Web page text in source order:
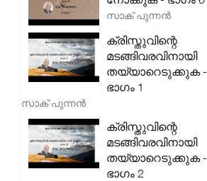
സാക് പുന്നൻ
ക്രിസ്തുവിന്റെ
മടങ്ങിവരവിനായി
തയ്യാറെടുക്കുക -
ഭാഗം 1
സാക് പുന്നൻ
ക്രിസ്തുവിന്റെ
മടങ്ങിവരവിനായി
തയ്യാറെടുക്കുക -
ഭാഗം 2